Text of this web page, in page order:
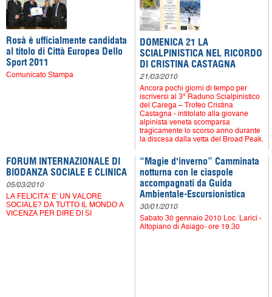
Rosà è ufficialmente candidata
al titolo di Città Europea Dello
Sport 2011
Comunicato Stampa
DOMENICA 21 LA
SCIALPINISTICA NEL RICORDO
DI CRISTINA CASTAGNA
21/03/2010
Ancora pochi giorni di tempo per
iscriversi al 3° Raduno Scialpinistico
del Carega – Trofeo Cristina
Castagna - intitolato alla giovane
alpinista veneta scomparsa
tragicamente lo scorso anno durante
la discesa dalla vetta del Broad Peak.
FORUM INTERNAZIONALE DI
BIODANZA SOCIALE E CLINICA
05/03/2010
LA FELICITA' E' UN VALORE
SOCIALE? DA TUTTO IL MONDO A
VICENZA PER DIRE DI SI
“Magie d'inverno” Camminata
notturna con le ciaspole
accompagnati da Guida
Ambientale-Escursionistica
30/01/2010
Sabato 30 gennaio 2010 Loc. Larici -
Altopiano di Asiago- ore 19.30